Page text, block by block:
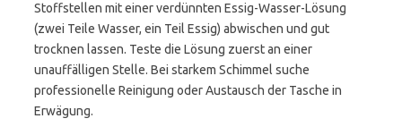
Stoffstellen mit einer verdünnten Essig-Wasser-Lösung
(zwei Teile Wasser, ein Teil Essig) abwischen und gut
trocknen lassen. Teste die Lösung zuerst an einer
unauffälligen Stelle. Bei starkem Schimmel suche
professionelle Reinigung oder Austausch der Tasche in
Erwägung.